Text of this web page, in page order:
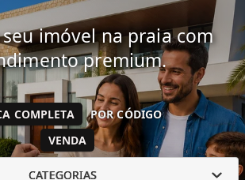
imóvel na praia com
premium.
VENDA
COMPLETA POR CÓDIGO
CATEGORIAS